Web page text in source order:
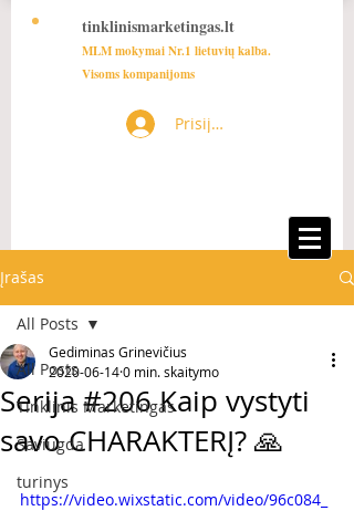
tinklinismarketingas.lt
MLM mokymai Nr.1 lietuvių kalba.
Visoms kompanijoms
Prisijungti
Įrašas
All Posts
Tinklinis Marketingas
Saviugda
turinys
All Posts
Serija #206 Kaip vystyti
savo CHARAKTERĮ? 🙏
Gediminas Grinevičius
2020-06-140 min. skaitymo
https://video.wixstatic.com/video/96c084_